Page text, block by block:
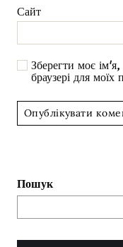
Сайт
Зберегти моє
браузері для
Пошук